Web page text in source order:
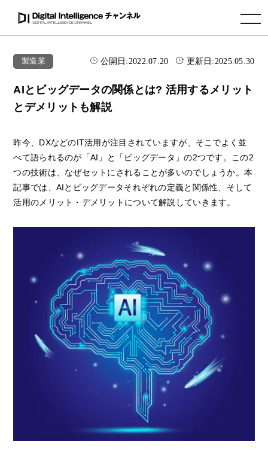
toggle navigation
製造業 公開日:2022.07.20 更新日:2025.05.30
AIとビッグデータの関係とは? 活用するメリット
とデメリットも解説
昨今、DXなどのIT活用が注目されていますが、そこでよく並
べて語られるのが「AI」と「ビッグデータ」の2つです。この2
つの技術は、なぜセットにされることが多いのでしょうか。本
記事では、AIとビッグデータそれぞれの定義と関係性、そして
活用のメリット・デメリットについて解説していきます。